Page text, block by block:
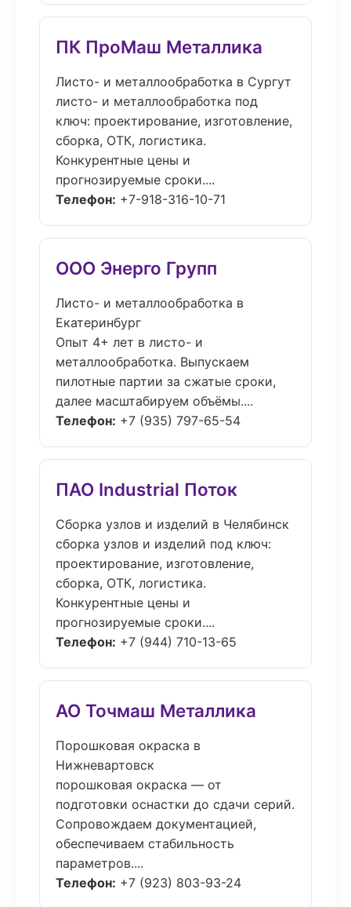
ПК ПроМаш Металлика
Листо- и металлообработка в Сургут
листо- и металлообработка под
ключ: проектирование, изготовление,
сборка, ОТК, логистика.
Конкурентные цены и
прогнозируемые сроки....
Телефон: +7-918-316-10-71
ООО Энерго Групп
Листо- и металлообработка в
Екатеринбург
Опыт 4+ лет в листо- и
металлообработка. Выпускаем
пилотные партии за сжатые сроки,
далее масштабируем объёмы....
Телефон: +7 (935) 797-65-54
ПАО Industrial Поток
Сборка узлов и изделий в Челябинск
сборка узлов и изделий под ключ:
проектирование, изготовление,
сборка, ОТК, логистика.
Конкурентные цены и
прогнозируемые сроки....
Телефон: +7 (944) 710-13-65
АО Точмаш Металлика
Порошковая окраска в
Нижневартовск
порошковая окраска — от
подготовки оснастки до сдачи серий.
Сопровождаем документацией,
обеспечиваем стабильность
параметров....
Телефон: +7 (923) 803-93-24